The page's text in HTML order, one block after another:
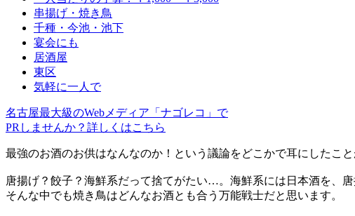
串揚げ・焼き鳥
千種・今池・池下
宴会にも
居酒屋
東区
気軽に一人で
名古屋最大級のWebメディア「ナゴレコ」で
PRしませんか？詳しくはこちら
最強のお酒のお供はなんなのか！という議論をどこかで耳にしたこ
唐揚げ？餃子？海鮮系だって捨てがたい…。海鮮系には日本酒を、
そんな中でも焼き鳥はどんなお酒とも合う万能戦士だと思います。